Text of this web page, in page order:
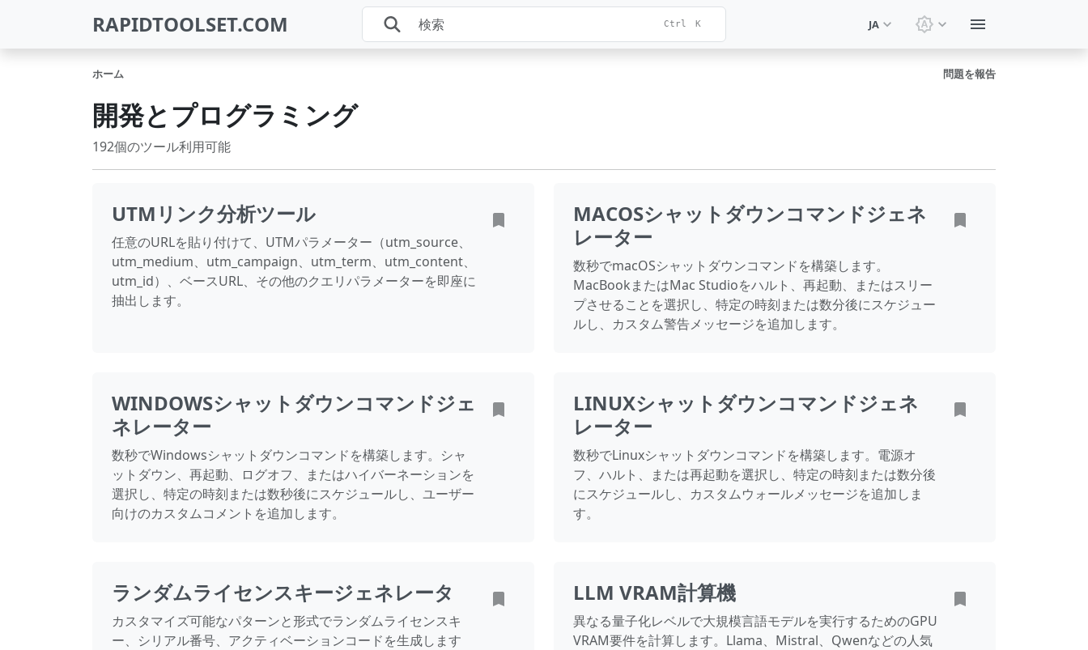
RAPIDTOOLSET.COM Ctrl K JA テーマを切り替え: システ
ホーム 問題を報告
開発とプログラミング
192個のツール利用可能
UTMリンク分析ツール
任意のURLを貼り付けて、UTMパラメーター（utm_source、
utm_medium、utm_campaign、utm_term、utm_content、
utm_id）、ベースURL、その他のクエリパラメーターを即座に
抽出します。
MACOSシャットダウンコマンドジェネ
レーター
数秒でmacOSシャットダウンコマンドを構築します。
MacBookまたはMac Studioをハルト、再起動、またはスリー
プさせることを選択し、特定の時刻または数分後にスケジュー
ルし、カスタム警告メッセージを追加します。
WINDOWSシャットダウンコマンドジェ
ネレーター
数秒でWindowsシャットダウンコマンドを構築します。シャ
ットダウン、再起動、ログオフ、またはハイバーネーションを
選択し、特定の時刻または数秒後にスケジュールし、ユーザー
向けのカスタムコメントを追加します。
LINUXシャットダウンコマンドジェネ
レーター
数秒でLinuxシャットダウンコマンドを構築します。電源オ
フ、ハルト、または再起動を選択し、特定の時刻または数分後
にスケジュールし、カスタムウォールメッセージを追加しま
す。
ランダムライセンスキージェネレータ
カスタマイズ可能なパターンと形式でランダムライセンスキ
ー、シリアル番号、アクティベーションコードを生成します
LLM VRAM計算機
異なる量子化レベルで大規模言語モデルを実行するためのGPU
VRAM要件を計算します。Llama、Mistral、Qwenなどの人気